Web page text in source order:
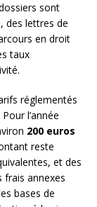
sont
des lettres de
en droit
taux
réglementés
Pour l’année
200 euros
reste
et des
frais annexes
bases de